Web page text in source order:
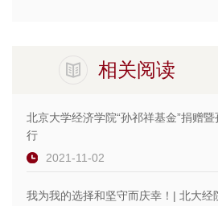
相关阅读
北京大学经济学院“孙祁祥基金”捐赠
行
2021-11-02
我为我的选择和坚守而庆幸！| 北大经